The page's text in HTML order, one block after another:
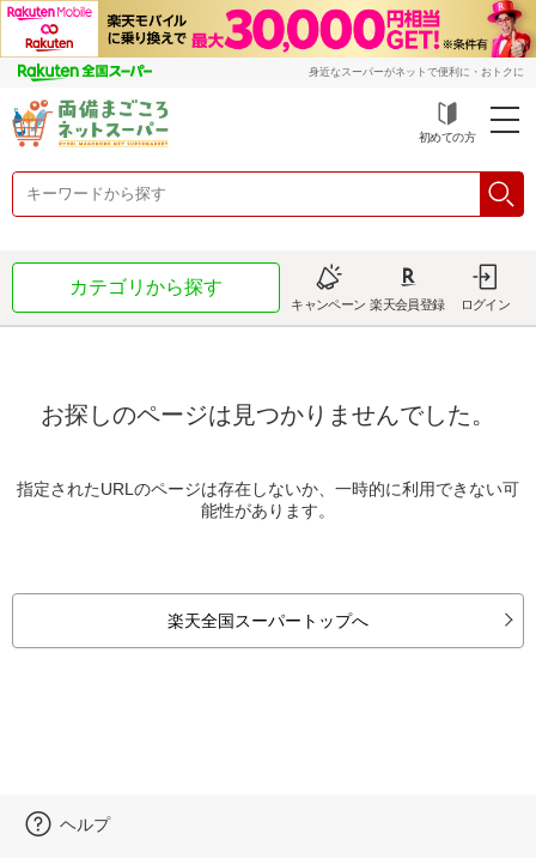
身近なスーパーがネットで便利に・おトクに
初めての方
カテゴリから探す
キャンペーン 楽天会員登録 ログイン
お探しのページは見つかりませんでした。
指定されたURLのページは存在しないか、一時的に利用できない可
能性があります。
楽天全国スーパートップへ
ヘルプ